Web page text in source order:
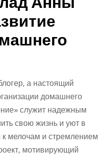
а настоящий
домашнего
служит надежным
свою жизнь и уют в
мелочам и стремлением
мотивирующий